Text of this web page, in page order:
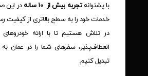
با پشتوانهتجربه بیش از 10 ساله
در این
خدمات خود را به سطح بالاتری از کیفیت
در تلاش هستیم تا با ارائه
انعطاف‌پذیر، سفرهای شما را در عمان به
تبدیل کنیم.